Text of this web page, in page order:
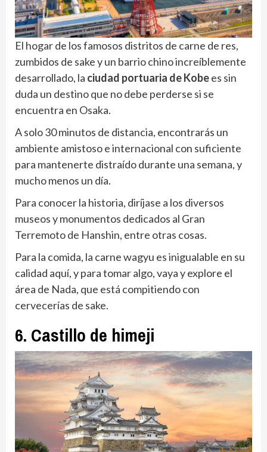
El hogar de los famosos distritos de carne de res,
zumbidos de sake y un barrio chino increíblemente
desarrollado, la ciudad portuaria de Kobees sin
duda un destino que no debe perderse si se
encuentra en Osaka.
A solo 30 minutos de distancia, encontrarás un
ambiente amistoso e internacional con suficiente
para mantenerte distraído durante una semana, y
mucho menos un día.
Para conocer la historia, diríjase a los diversos
museos y monumentos dedicados al Gran
Terremoto de Hanshin, entre otras cosas.
Para la comida, la carne wagyu es inigualable en su
calidad aquí, y para tomar algo, vaya y explore el
área de Nada, que está compitiendo con
cervecerías de sake.
6. Castillo de himeji